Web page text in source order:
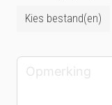
Kies bestand(en)